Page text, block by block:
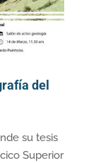
del
su tesis
Superior